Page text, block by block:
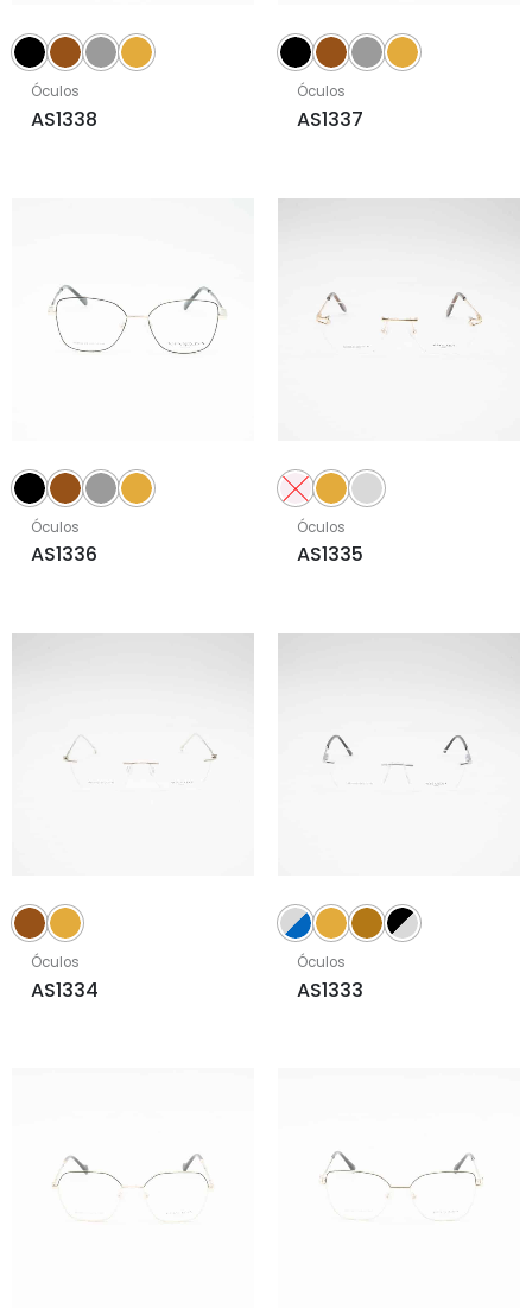
Óculos
AS1338
Óculos
AS1337
Óculos
AS1336
Óculos
AS1335
Óculos
AS1334
Óculos
AS1333